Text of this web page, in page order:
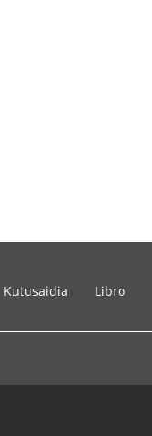
Kutusaidia Libro